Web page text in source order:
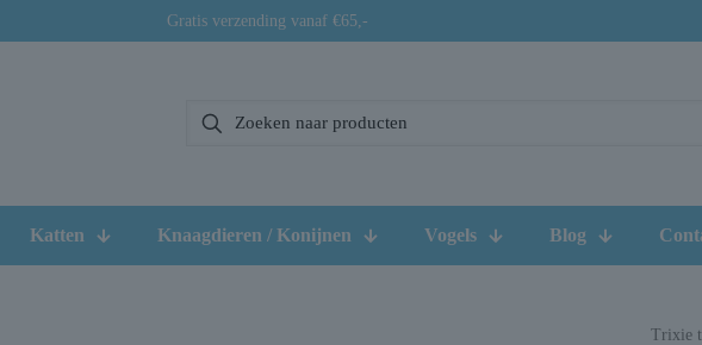
Gratis verzending vanaf €65,-
Katten Knaagdieren / Konijnen Vogels Blog
Trixie